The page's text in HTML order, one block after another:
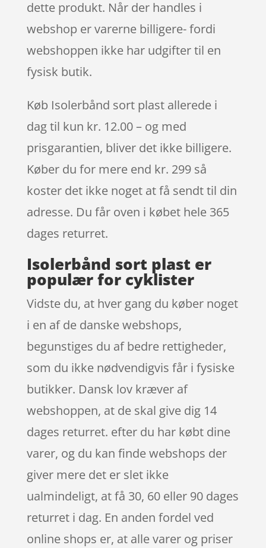
dette produkt. Når der handles i
webshop er varerne billigere- fordi
webshoppen ikke har udgifter til en
fysisk butik.
Køb Isolerbånd sort plast allerede i
dag til kun kr. 12.00 – og med
prisgarantien, bliver det ikke billigere.
Køber du for mere end kr. 299 så
koster det ikke noget at få sendt til din
adresse. Du får oven i købet hele 365
dages returret.
Isolerbånd sort plast er
populær for cyklister
Vidste du, at hver gang du køber noget
i en af de danske webshops,
begunstiges du af bedre rettigheder,
som du ikke nødvendigvis får i fysiske
butikker. Dansk lov kræver af
webshoppen, at de skal give dig 14
dages returret. efter du har købt dine
varer, og du kan finde webshops der
giver mere det er slet ikke
ualmindeligt, at få 30, 60 eller 90 dages
returret i dag. En anden fordel ved
online shops er, at alle varer og priser